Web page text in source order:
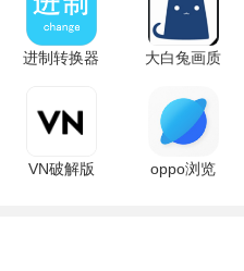
，帮助用户快速理清内容逻
自动保存，方便用户随时回
进制转换器
大白兔画质
安卓版
VN破解版
oppo浏览